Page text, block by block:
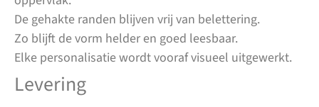
De gehakte randen blijven vrij van belettering.
Zo blijft de vorm helder en goed leesbaar.
Elke personalisatie wordt vooraf visueel uitgewerkt.
Levering